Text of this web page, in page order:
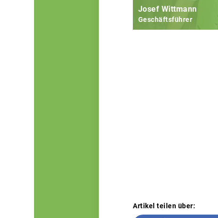
Josef Wittmann
Geschäftsführer
Artikel teilen über: